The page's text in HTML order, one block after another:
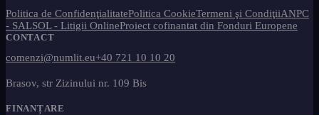
Politica de ConfidenţialitatePolitica CookieTermeni şi CondiţiiANPC
- SALSOL - Litigii OnlineProiect cofinantat din Fonduri Europene
CONTACT
comenzi@numlit.eu+40 721 10 10 20
Brasov, str Zizinului nr. 109 Bis
FINANȚARE